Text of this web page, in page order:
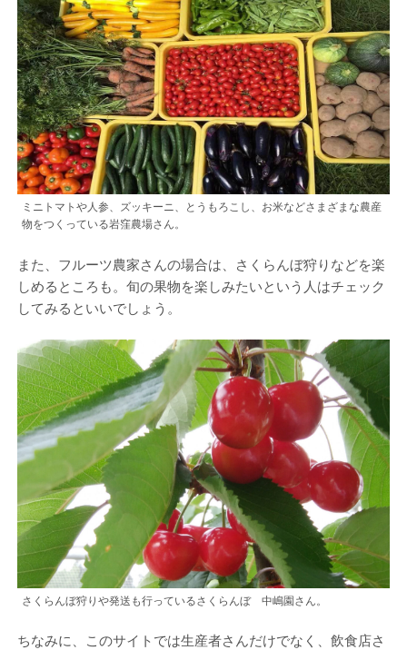
ミニトマトや人参、ズッキーニ、とうもろこし、お米などさまざまな農産
物をつくっている岩窪農場さん。
また、フルーツ農家さんの場合は、さくらんぼ狩りなどを楽
しめるところも。旬の果物を楽しみたいという人はチェック
してみるといいでしょう。
さくらんぼ狩りや発送も行っているさくらんぼ 中嶋園さん。
ちなみに、このサイトでは生産者さんだけでなく、飲食店さ